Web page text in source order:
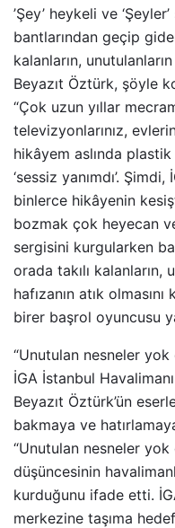
’Şey’ heykeli ve
bantlarından geçip
kalanların,
Beyazıt Öztürk, şöyle
“Çok uzun yıllar
televizyonlarınız,
hikâyem aslında
‘sessiz yanımdı’.
binlerce hikâyenin
bozmak çok heyecan
sergisini kurgularken
orada takılı kalanların,
hafızanın atık
birer başrol oyuncusu
“Unutulan nesneler
İGA İstanbul
Beyazıt Öztürk’ün
bakmaya ve
“Unutulan nesneler
düşüncesinin
kurduğunu ifade etti.
merkezine taşıma